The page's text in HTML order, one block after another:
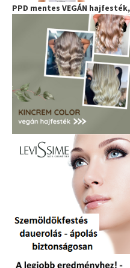
PPD mentes VEGÁN